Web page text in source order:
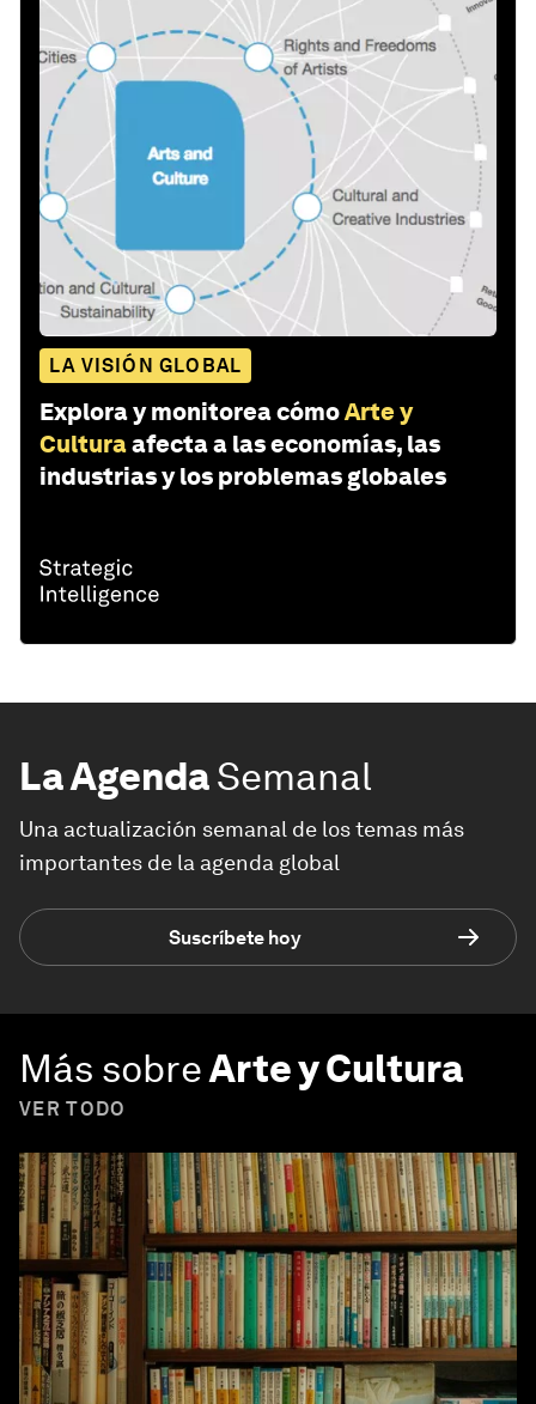
LA VISIÓN GLOBAL
Explora y monitorea cómoArte y
Culturaafecta a las economías, las
industrias y los problemas globales
La AgendaSemanal
Una actualización semanal de los temas más
importantes de la agenda global
Suscríbete hoy
Más sobreArte y Cultura
VER TODO